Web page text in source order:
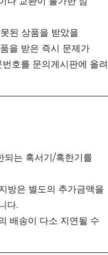
된 상품을 받았을
을 받은 즉시 문제가
호를 문의게시판에 올려
되는 혹서기/혹한기를
방은 별도의 추가금액을
다.
배송이 다소 지연될 수